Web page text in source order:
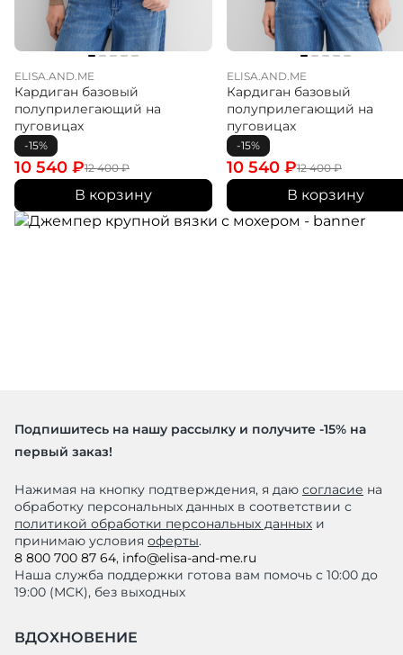
ELISA.AND.ME
Кардиган базовый
полуприлегающий на
пуговицах
-15%
12 400₽
10 540 ₽
В корзину
ELISA.AND.ME
Кардиган базовый
полуприлегающий на
пуговицах
-15%
12 400₽
10 540 ₽
В корзину
Подпишитесь на нашу рассылку и получите -15% на
первый заказ!
Нажимая на кнопку подтверждения, я даю согласие на
обработку персональных данных в соответствии с
политикой обработки персональных данных и
принимаю условия оферты.
8 800 700 87 64, info@elisa-and-me.ru
Наша служба поддержки готова вам помочь с 10:00 до
19:00 (МСК), без выходных
ВДОХНОВЕНИЕ